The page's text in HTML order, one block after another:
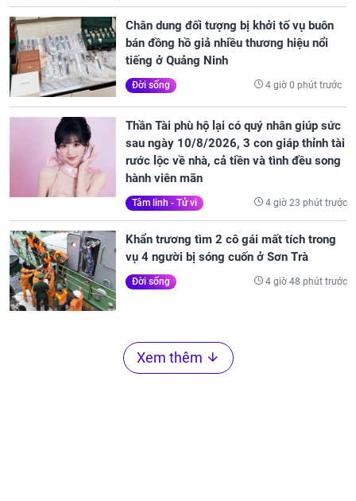
Chân dung đối tượng bị khởi tố vụ buôn
bán đồng hồ giả nhiều thương hiệu nổi
tiếng ở Quảng Ninh
Đời sống 4 giờ 0 phút trước
Thần Tài phù hộ lại có quý nhân giúp sức
sau ngày 10/8/2026, 3 con giáp thỉnh tài
rước lộc về nhà, cả tiền và tình đều song
hành viên mãn
Tâm linh - Tử vi 4 giờ 23 phút trước
Khẩn trương tìm 2 cô gái mất tích trong
vụ 4 người bị sóng cuốn ở Sơn Trà
Đời sống 4 giờ 48 phút trước
Xem thêm